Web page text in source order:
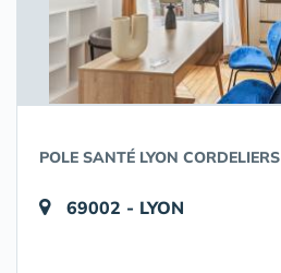
POLE SANTÉ LYON CORDELIERS
69002 - LYON